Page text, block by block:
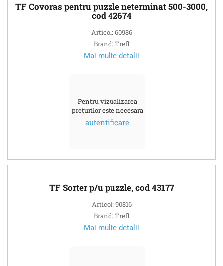
TF Covoras pentru puzzle neterminat 500-3000,
cod 42674
Articol: 60986
Brand: Trefl
Mai multe detalii
Pentru vizualizarea
prețurilor este necesara
autentificare
TF Sorter p/u puzzle, cod 43177
Articol: 90816
Brand: Trefl
Mai multe detalii